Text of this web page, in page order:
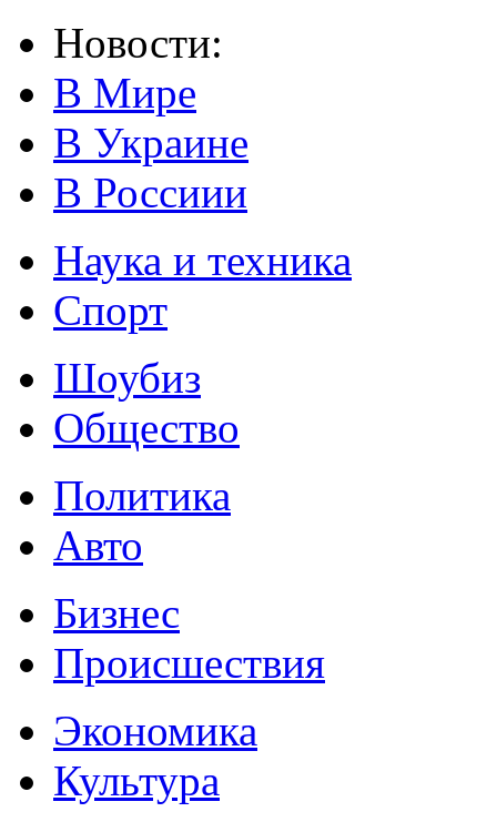
Новости:
В Мире
В Украине
В Россиии
Наука и техника
Спорт
Шоубиз
Общество
Политика
Авто
Бизнес
Происшествия
Экономика
Культура